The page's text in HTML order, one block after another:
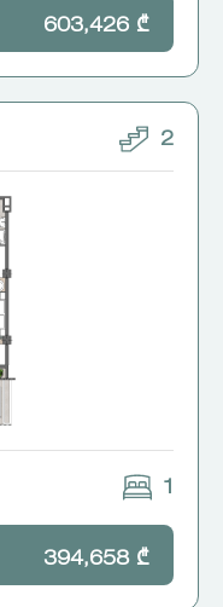
603,426 ₾
2
1
394,658 ₾